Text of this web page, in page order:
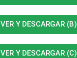
VER Y DESCARGAR (B)
VER Y DESCARGAR (C)